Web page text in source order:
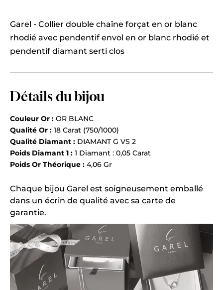
Garel - Collier double chaîne forçat en or blanc
rhodié avec pendentif envol en or blanc rhodié et
pendentif diamant serti clos
Détails du bijou
Couleur Or : OR BLANC
Qualité Or : 18 Carat (750/1000)
Qualité Diamant : DIAMANT G VS 2
Poids Diamant 1 : 1 Diamant : 0,05 Carat
Poids Or Théorique : 4,06 Gr
Chaque bijou Garel est soigneusement emballé
dans un écrin de qualité avec sa carte de
garantie.